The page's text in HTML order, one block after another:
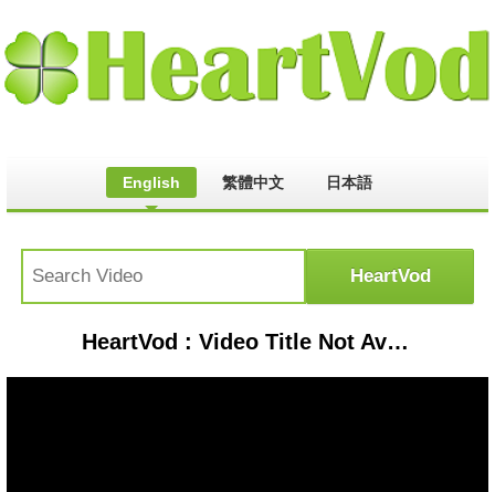
English 繁體中文 日本語
HeartVod : Video Title Not Available